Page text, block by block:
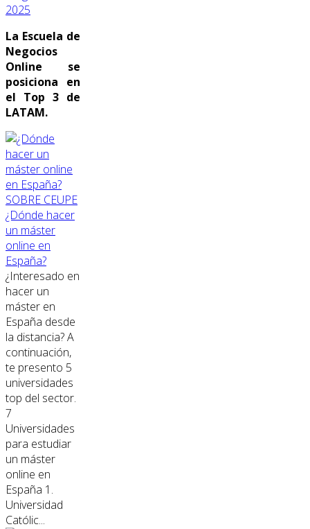
2025
La Escuela de
Negocios
Online se
posiciona en
el Top 3 de
LATAM.
SOBRE CEUPE
¿Dónde hacer
un máster
online en
España?
¿Interesado en
hacer un
máster en
España desde
la distancia? A
continuación,
te presento 5
universidades
top del sector.
7
Universidades
para estudiar
un máster
online en
España 1.
Universidad
Católic...